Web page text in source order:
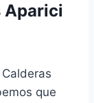
Aparici
que